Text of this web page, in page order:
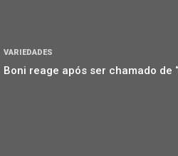
VARIEDADES
Boni reage após ser chamado de